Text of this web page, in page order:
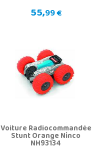
55,99 €
Voiture Radiocommandée
Stunt Orange Ninco
NH93134